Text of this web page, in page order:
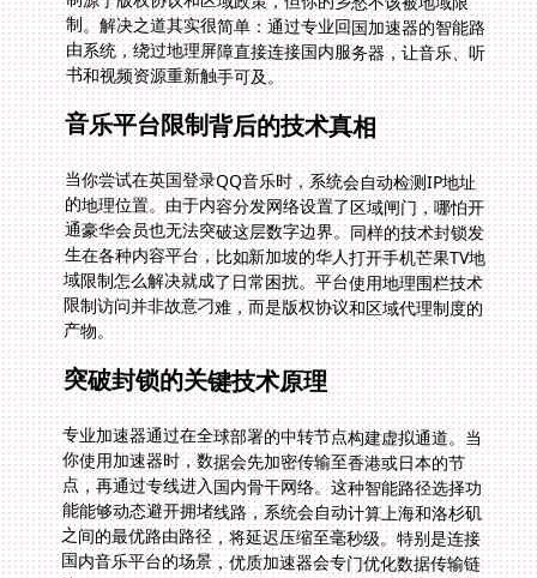
书和视频资源重新触手可及。
音乐平台限制背后的技术真相
当你尝试在英国登录QQ音乐时，系统会自动检测IP地址
的地理位置。由于内容分发网络设置了区域闸门，哪怕开
通豪华会员也无法突破这层数字边界。同样的技术封锁发
生在各种内容平台，比如新加坡的华人打开手机芒果TV地
域限制怎么解决就成了日常困扰。平台使用地理围栏技术
限制访问并非故意刁难，而是版权协议和区域代理制度的
产物。
突破封锁的关键技术原理
专业加速器通过在全球部署的中转节点构建虚拟通道。当
你使用加速器时，数据会先加密传输至香港或日本的节
点，再通过专线进入国内骨干网络。这种智能路径选择功
能能够动态避开拥堵线路，系统会自动计算上海和洛杉矶
之间的最优路由路径，将延迟压缩至毫秒级。特别是连接
国内音乐平台的场景，优质加速器会专门优化数据传输链